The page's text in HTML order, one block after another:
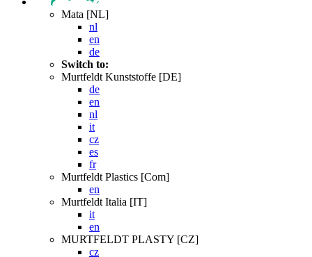
Mata [NL]
nl
en
de
Switch to:
Murtfeldt Kunststoffe [DE]
de
en
nl
it
cz
es
fr
Murtfeldt Plastics [Com]
en
Murtfeldt Italia [IT]
it
en
MURTFELDT PLASTY [CZ]
cz